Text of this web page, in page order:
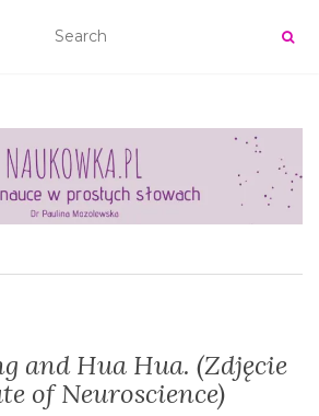
and Hua Hua. (Zdjęcie
of Neuroscience)